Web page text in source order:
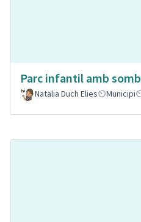
Parc infantil amb
Natalia Duch Elies
Municipi